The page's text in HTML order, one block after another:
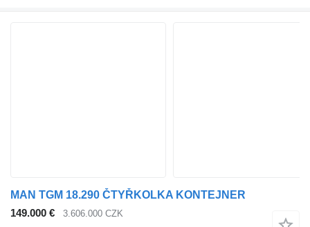
MAN TGM 18.290 ČTYŘKOLKA KONTEJNER
149.000 €
3.606.000 CZK